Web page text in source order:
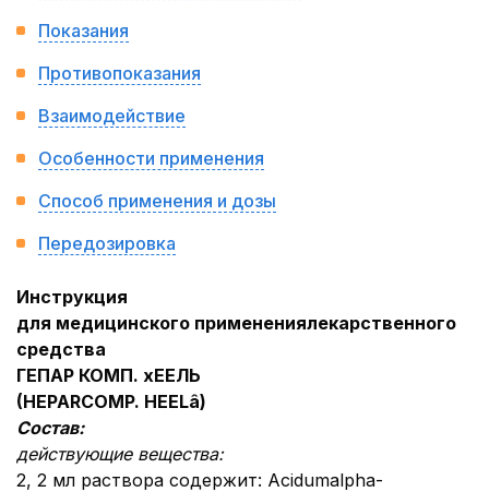
Показания
Противопоказания
Взаимодействие
Особенности применения
Способ применения и дозы
Передозировка
Инструкция
для медицинского применениялекарственного
средства
ГЕПАР КОМП. хЕЕЛЬ
(HEPARCOMP. HEELâ)
Состав:
действующие вещества:
2, 2 мл раствора содержит: Acidumalpha-